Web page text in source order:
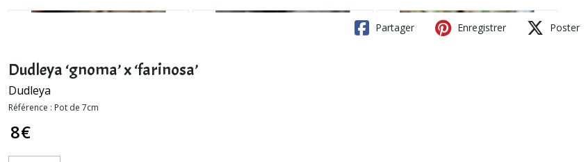
Partager Enregistrer Poster
Dudleya ‘gnoma’ x ‘farinosa’
Dudleya
Référence : Pot de 7cm
8€